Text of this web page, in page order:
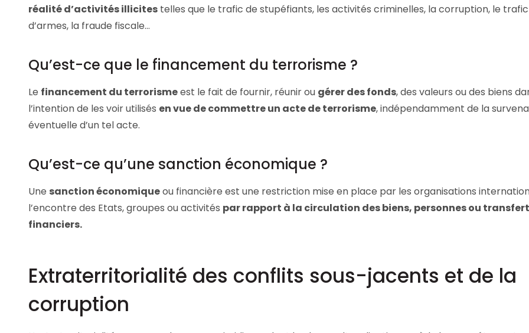
réalité d’activités illicites telles que le trafic de stupéfiants, les activités criminelles, la corruption, le trafic
d’armes, la fraude fiscale…
Qu’est-ce que le financement du terrorisme ?
Le financement du terrorismeest le fait de fournir, réunir ou gérer des fonds, des valeurs ou des biens
l’intention de les voir utilisés en vue de commettre un acte de terrorisme, indépendamment de la
éventuelle d’un tel acte.
Qu’est-ce qu’une sanction économique ?
Une sanction économiqueou financière est une restriction mise en place par les organisations
l’encontre des Etats, groupes ou activités par rapport à la circulation des biens, personnes ou
financiers.
Extraterritorialité des conflits sous-jacents et de la
corruption